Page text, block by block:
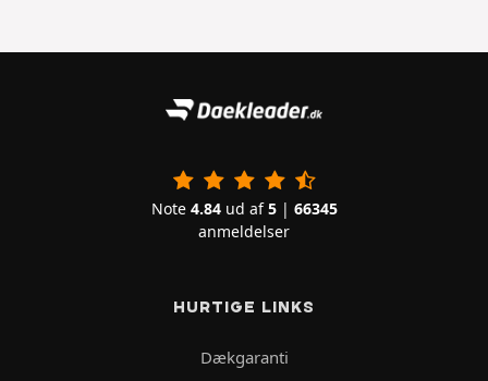
Note 4.84ud af5| 66345
anmeldelser
HURTIGE LINKS
Dækgaranti